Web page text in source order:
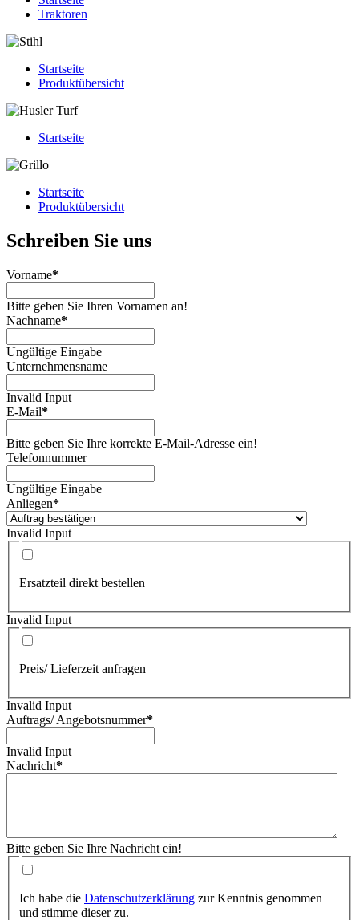
Traktoren
Startseite
Produktübersicht
Startseite
Startseite
Produktübersicht
Schreiben Sie uns
Vorname*
Bitte geben Sie Ihren Vornamen an!
Nachname*
Ungültige Eingabe
Unternehmensname
Invalid Input
E-Mail*
Bitte geben Sie Ihre korrekte E-Mail-Adresse ein!
Telefonnummer
Ungültige Eingabe
Anliegen*
Invalid Input
Ersatzteil direkt bestellen
Invalid Input
Preis/ Lieferzeit anfragen
Invalid Input
Auftrags/ Angebotsnummer*
Invalid Input
Nachricht*
Bitte geben Sie Ihre Nachricht ein!
Ich habe die Datenschutzerklärung zur Kenntnis genommen
und stimme dieser zu.